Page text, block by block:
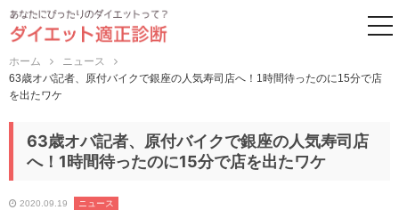
ホーム
ニュース
63歳オバ記者、原付バイクで銀座の人気寿司店へ！1時間待ったのに15分で店
を出たワケ
63歳オバ記者、原付バイクで銀座の人気寿司店
へ！1時間待ったのに15分で店を出たワケ
2020.09.19 ニュース